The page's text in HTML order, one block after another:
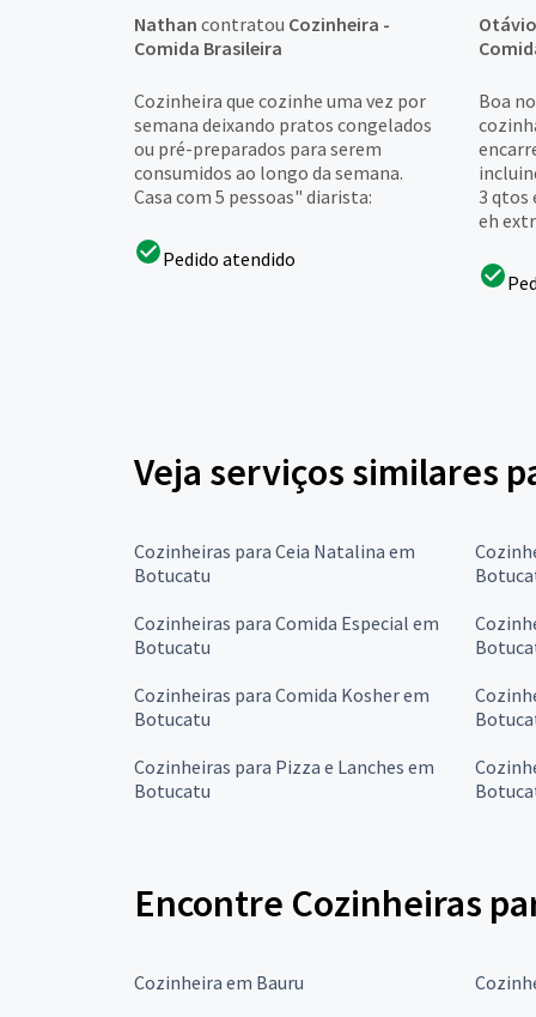
Nathan contratou Cozinheira -
Comida Brasileira
Cozinheira que cozinhe uma vez por
semana deixando pratos congelados
ou pré-preparados para serem
consumidos ao longo da semana.
Casa com 5 pessoas" diarista:
Pedido atendido
Otávio
Boa
3 qtos
eh
Veja serviços similares
Cozinheiras para Ceia Natalina em
Botucatu
Cozinheiras para Comida Especial em
Botucatu
Cozinheiras para Comida Kosher em
Botucatu
Cozinheiras para Pizza e Lanches em
Botucatu
Encontre Cozinheiras
Cozinheira em Bauru